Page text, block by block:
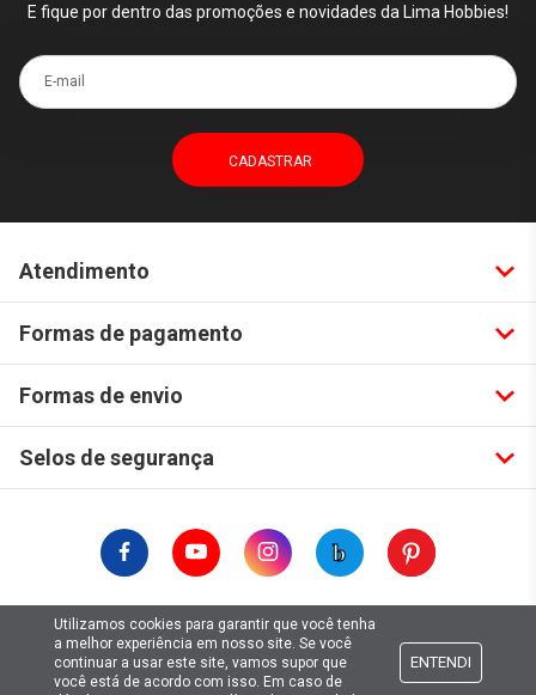
E fique por dentro das promoções e novidades da Lima Hobbies!
E-mail
Atendimento
Formas de pagamento
Formas de envio
Selos de segurança
Copyright © 2019. Todos Os Direitos Reservados.
Lima Hobbies Modelismo Eireli - EPP CNPJ: 00.149.281/0001-49
Utilizamos cookies para garantir que você tenha
a melhor experiência em nosso site. Se você
continuar a usar este site, vamos supor que
você está de acordo com isso. Em caso de
ENTENDI